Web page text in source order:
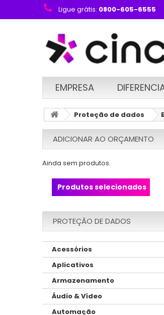
Ligue grátis: 0800-605-6555
EMPRESA
Proteção de dados
ADICIONAR AO ORÇAMENTO
Ainda sem produtos.
Produtos selecionados
PROTEÇÃO DE DADOS
Acessórios
Aplicativos
Armazenamento
Áudio & Vídeo
Automação